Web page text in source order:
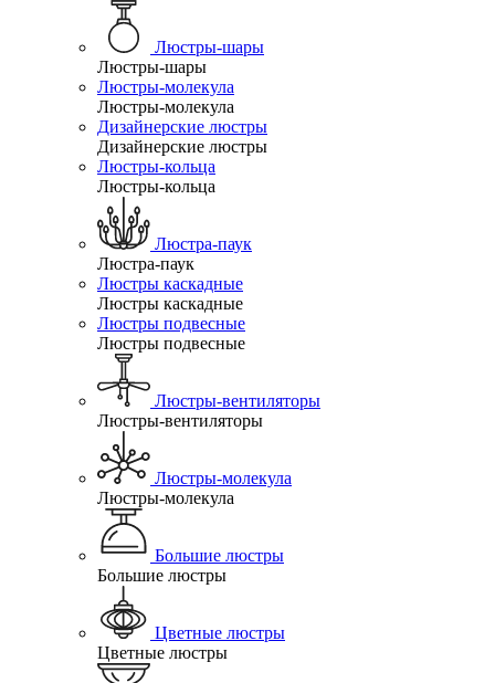
Люстры-шары
Люстры-шары
Люстры-молекула
Люстры-молекула
Дизайнерские люстры
Дизайнерские люстры
Люстры-кольца
Люстры-кольца
Люстра-паук
Люстра-паук
Люстры каскадные
Люстры каскадные
Люстры подвесные
Люстры подвесные
Люстры-вентиляторы
Люстры-вентиляторы
Люстры-молекула
Люстры-молекула
Большие люстры
Большие люстры
Цветные люстры
Цветные люстры